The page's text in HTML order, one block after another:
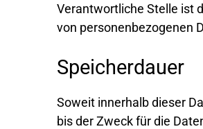
Verantwortliche Stelle ist
von personenbezogenen
Speicherdauer
Soweit innerhalb dieser
bis der Zweck für die